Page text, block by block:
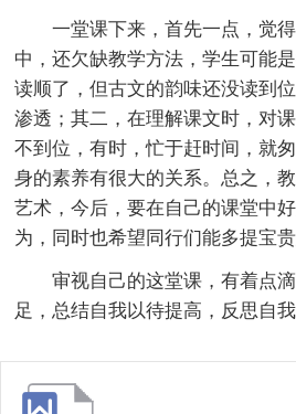
一堂课下来，首先一点，觉
中，还欠缺教学方法，学生可能
读顺了，但古文的韵味还没读到
渗透；其二，在理解课文时，对
不到位，有时，忙于赶时间，就
身的素养有很大的关系。总之，
艺术，今后，要在自己的课堂中
为，同时也希望同行们能多提宝贵
审视自己的这堂课，有着点
足，总结自我以待提高，反思自